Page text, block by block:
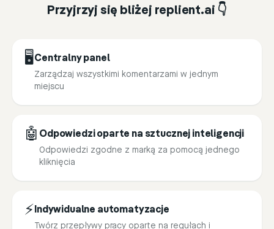
Przyjrzyj się bliżej replient.ai 👇
🖥️ Centralny panel
Zarządzaj wszystkimi komentarzami w jednym
miejscu
🤖 Odpowiedzi oparte na sztucznej inteligencji
Odpowiedzi zgodne z marką za pomocą jednego
kliknięcia
⚡ Indywidualne automatyzacje
Twórz przepływy pracy oparte na regułach i